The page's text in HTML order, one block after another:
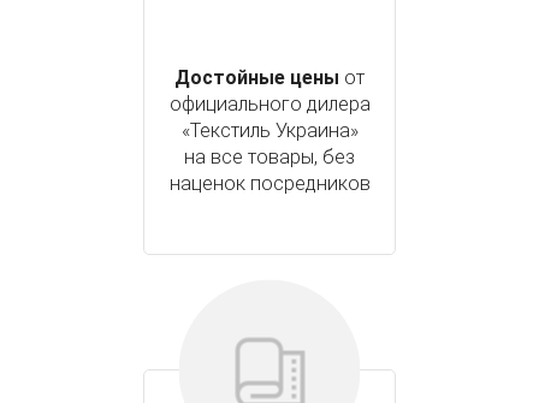
Достойные цены от
официального дилера
«Текстиль Украина»
на все товары, без
наценок посредников